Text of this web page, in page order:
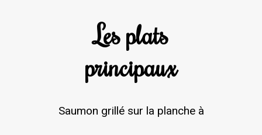
Les plats
principaux
Saumon grillé sur la planche à